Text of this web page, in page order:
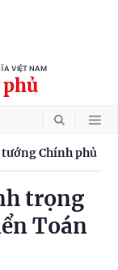
VIỆT NAM
Chính phủ
trọng
Toán